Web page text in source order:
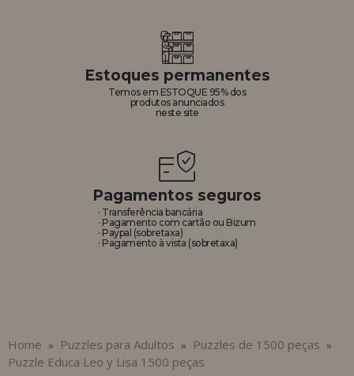
Estoques permanentes
Temos em ESTOQUE 95% dos
produtos anunciados
neste site
Pagamentos seguros
· Transferência bancária
· Pagamento com cartão ou Bizum
· Paypal (sobretaxa)
· Pagamento à vista (sobretaxa)
Home » Puzzles para Adultos » Puzzles de 1500 peças »
Puzzle Educa Leo y Lisa 1500 peças